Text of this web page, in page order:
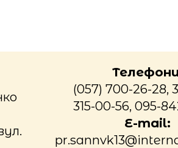
(057) 700-26-28,
315-00-56, 095-
E-mail: